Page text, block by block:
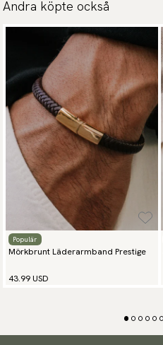
Andra köpte också
Populär
Mörkbrunt Läderarmband Prestige
43.99 USD